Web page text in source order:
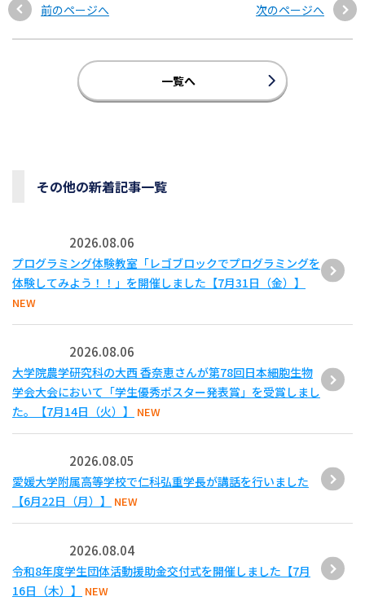
前のページへ 次のページへ
一覧へ
その他の新着記事一覧
2026.08.06
プログラミング体験教室「レゴブロックでプログラミングを
体験してみよう！！」を開催しました【7月31日（金）】
NEW
2026.08.06
大学院農学研究科の大西 香奈恵さんが第78回日本細胞生物
学会大会において「学生優秀ポスター発表賞」を受賞しまし
た。【7月14日（火）】
NEW
2026.08.05
愛媛大学附属高等学校で仁科弘重学長が講話を行いました
【6月22日（月）】
NEW
2026.08.04
令和8年度学生団体活動援助金交付式を開催しました【7月
16日（木）】
NEW